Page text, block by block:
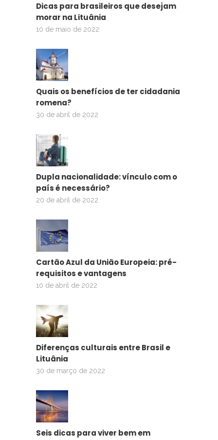
Dicas para brasileiros que desejam
morar na Lituânia
10 de maio de 2022
Quais os benefícios de ter cidadania
romena?
30 de abril de 2022
Dupla nacionalidade: vínculo com o
país é necessário?
20 de abril de 2022
Cartão Azul da União Europeia: pré-
requisitos e vantagens
10 de abril de 2022
Diferenças culturais entre Brasil e
Lituânia
30 de março de 2022
Seis dicas para viver bem em